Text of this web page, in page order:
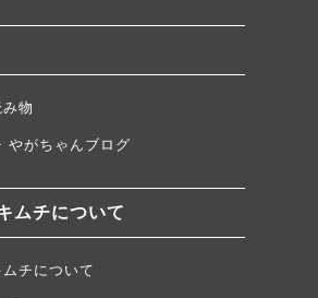
物
やがちゃんブログ
ムチについて
チについて